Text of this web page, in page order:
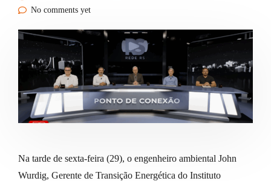
No comments yet
Na tarde de sexta-feira (29), o engenheiro ambiental John
Wurdig, Gerente de Transição Energética do Instituto